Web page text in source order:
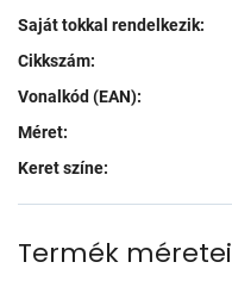
Saját tokkal rendelkezik:
Cikkszám:
Vonalkód (EAN):
Méret:
Keret színe:
Termék méretei